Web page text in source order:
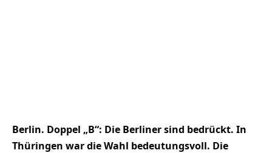
Berlin. Doppel „B“: Die Berliner sind bedrückt. In
Thüringen war die Wahl bedeutungsvoll. Die